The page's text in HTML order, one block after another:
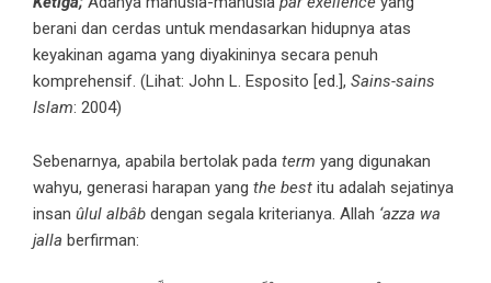
berani dan cerdas untuk mendasarkan hidupnya atas
keyakinan agama yang diyakininya secara penuh
komprehensif. (Lihat: John L. Esposito [ed.], Sains-sains
Islam: 2004)
Sebenarnya, apabila bertolak pada term yang digunakan
wahyu, generasi harapan yang the best itu adalah sejatinya
insan ûlul albâb dengan segala kriterianya. Allah ‘azza wa
jalla berfirman: